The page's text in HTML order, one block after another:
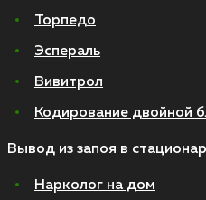
Торпедо
Эспераль
Вивитрол
Кодирование двойной
Вывод из запоя в
Нарколог на дом